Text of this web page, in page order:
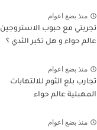
منذ بضع اعوام
تجربتي مع حبوب الاستروجين
عالم حواء و هل تكبر الثدي ؟
منذ بضع اعوام
تجارب بلع الثوم للالتهابات
المهبلية عالم حواء
منذ بضع اعوام